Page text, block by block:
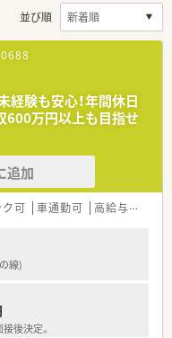
並び順
経験も安心！年間休日
600万円以上も目指せ
追加
可 車通勤可 高給与(600万円以上)
線)
後決定。